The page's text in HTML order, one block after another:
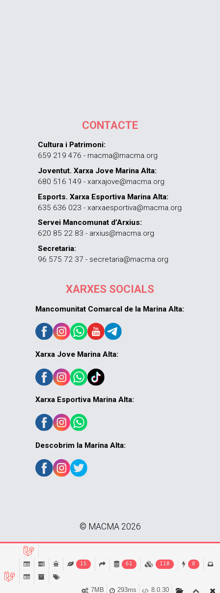
CONTACTE
Cultura i Patrimoni:
659 219 476 - macma@macma.org
Joventut. Xarxa Jove Marina Alta:
680 516 149 - xarxajove@macma.org
Esports. Xarxa Esportiva Marina Alta:
635 636 023 - xarxaesportiva@macma.org
Servei Mancomunat d’Arxius:
620 85 22 83 - arxius@macma.org
Secretaria:
96 575 72 37 - secretaria@macma.org
XARXES SOCIALS
Mancomunitat Comarcal de la Marina Alta:
Xarxa Jove Marina Alta:
Xarxa Esportiva Marina Alta:
Descobrim la Marina Alta:
© MACMA 2026
15 61 118 0
8.0.30
293ms
7MB